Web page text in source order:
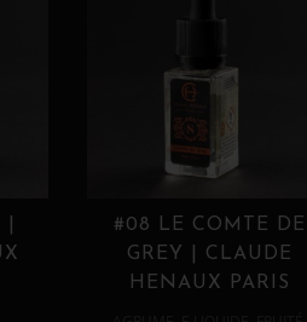
#08 LE COMTE DE
GREY | CLAUDE
HENAUX PARIS